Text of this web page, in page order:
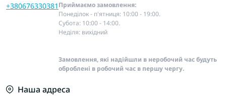
+380676330381 Приймаємо замовлення:
Понеділок - п'ятниця: 10:00 - 19:00.
Субота: 10:00 - 14:00.
Неділя: вихідний
Замовлення, які надійшли в неробочий час будуть
оброблені в робочий час в першу чергу.
Наша адреса